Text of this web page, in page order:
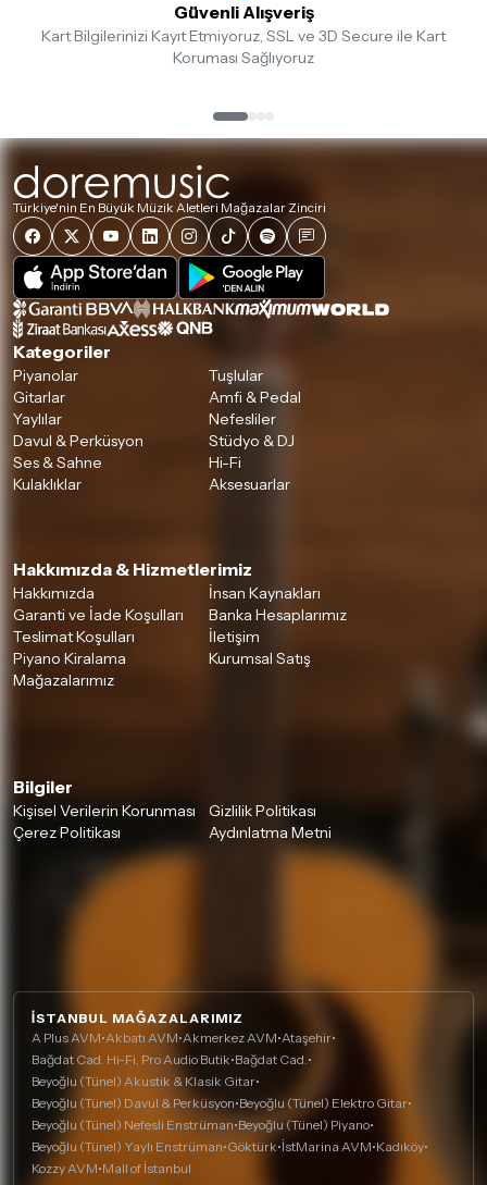
Güvenli Alışveriş
Kart Bilgilerinizi Kayıt Etmiyoruz, SSL ve 3D Secure ile Kart
Koruması Sağlıyoruz
Türkiye'nin En Büyük Müzik Aletleri Mağazalar Zinciri
Kategoriler
Piyanolar
Tuşlular
Gitarlar
Amfi & Pedal
Yaylılar
Nefesliler
Davul & Perküsyon
Stüdyo & DJ
Ses & Sahne
Hi-Fi
Kulaklıklar
Aksesuarlar
Hakkımızda & Hizmetlerimiz
Hakkımızda
İnsan Kaynakları
Garanti ve İade Koşulları
Banka Hesaplarımız
Teslimat Koşulları
İletişim
Piyano Kiralama
Kurumsal Satış
Mağazalarımız
Bilgiler
Kişisel Verilerin Korunması
Gizlilik Politikası
Çerez Politikası
Aydınlatma Metni
İSTANBUL MAĞAZALARIMIZ
A Plus AVM•Akbatı AVM•Akmerkez AVM•Ataşehir•
Bağdat Cad. Hi-Fi, Pro Audio Butik•Bağdat Cad.•
Beyoğlu (Tünel) Akustik & Klasik Gitar•
Beyoğlu (Tünel) Davul & Perküsyon•Beyoğlu (Tünel) Elektro Gitar•
Beyoğlu (Tünel) Nefesli Enstrüman•Beyoğlu (Tünel) Piyano•
Beyoğlu (Tünel) Yaylı Enstrüman•Göktürk•İstMarina AVM•Kadıköy•
Kozzy AVM•Mall of İstanbul